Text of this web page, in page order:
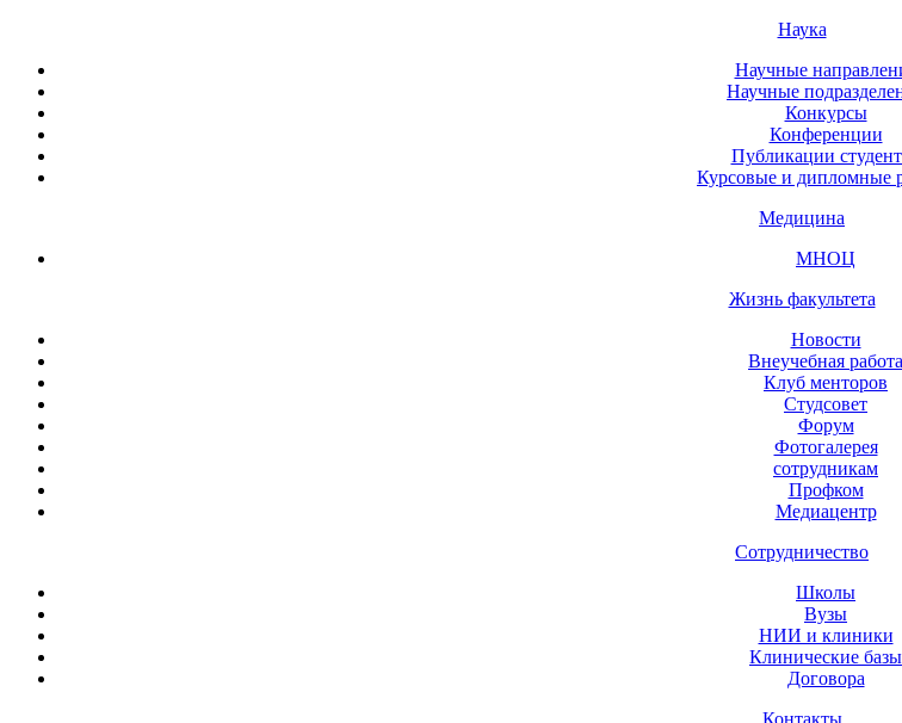
Наука
Научные
Научные
Конкурсы
Конференции
Публикации
Курсовые и дипломные
Медицина
МНОЦ
Жизнь факультета
Новости
Внеучебная работа
Клуб менторов
Студсовет
Форум
Фотогалерея
сотрудникам
Профком
Медиацентр
Сотрудничество
Школы
Вузы
НИИ и клиники
Клинические базы
Договора
Контакты